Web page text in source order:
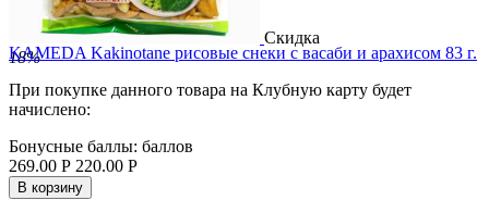
Скидка
18%
KAMEDA Kakinotane рисовые снеки с васаби и арахисом 83 г.
При покупке данного товара на Клубную карту будет
начислено:
Бонусные баллы: баллов
269.00 Р 220.00 Р
В корзину